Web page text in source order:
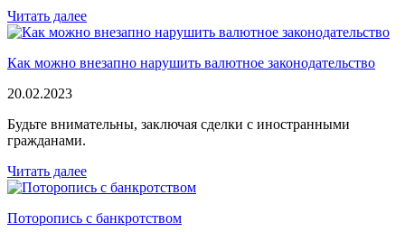
Читать далее
Как можно внезапно нарушить валютное законодательство
20.02.2023
Будьте внимательны, заключая сделки с иностранными
гражданами.
Читать далее
Поторопись с банкротством